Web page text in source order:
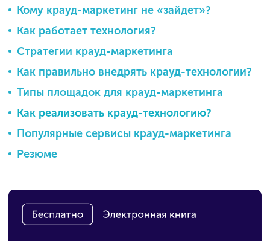
Кому крауд-маркетинг не «зайдет»?
Как работает технология?
Стратегии крауд-маркетинга
Как правильно внедрять крауд-технологии?
Типы площадок для крауд-маркетинга
Как реализовать крауд-технологию?
Популярные сервисы крауд-маркетинга
Резюме